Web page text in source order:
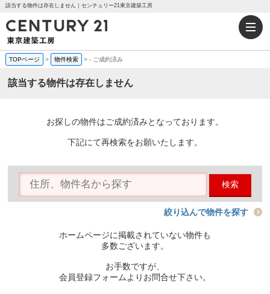
該当する物件は存在しません｜センチュリー21東京建築工房
TOPページ > 物件検索 >- ご成約済み
該当する物件は存在しません
お探しの物件はご成約済みとなっております。
下記にて再検索をお願いたします。
検索
絞り込んで物件を探す
ホームページに掲載されていない物件も
多数ございます。
お手数ですが、
会員登録フォームよりお問合せ下さい。